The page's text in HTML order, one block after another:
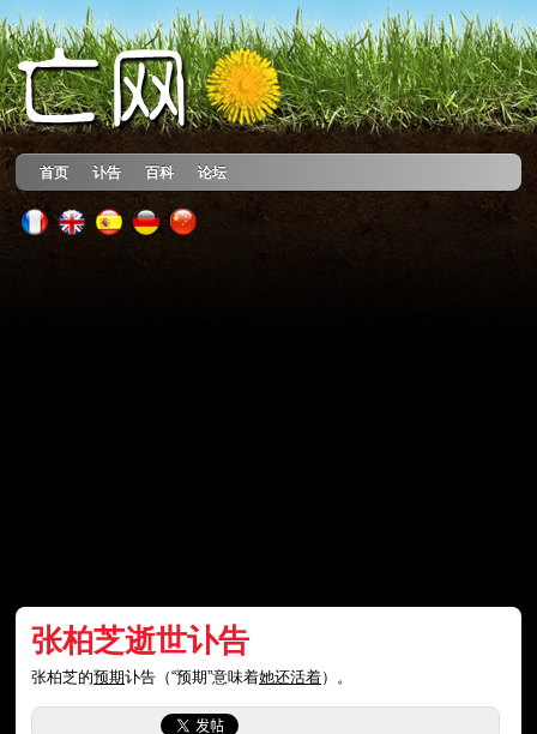
首页 讣告 百科 论坛
张柏芝逝世讣告
张柏芝的预期讣告（“预期”意味着她还活着）。